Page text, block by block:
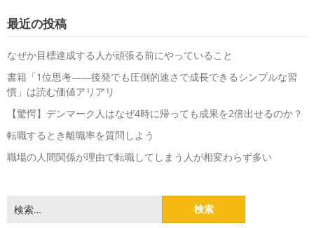
最近の投稿
なぜか目標達成する人が頑張る前にやっていること
書籍「1位思考――後発でも圧倒的速さで成長できるシンプルな習
慣」は読む価値アリアリ
【驚愕】デンマーク人はなぜ4時に帰っても成果を2倍出せるのか？
転職するとき離職率を質問しよう
職場の人間関係が理由で転職してしまう人が相変わらず多い
検
索: